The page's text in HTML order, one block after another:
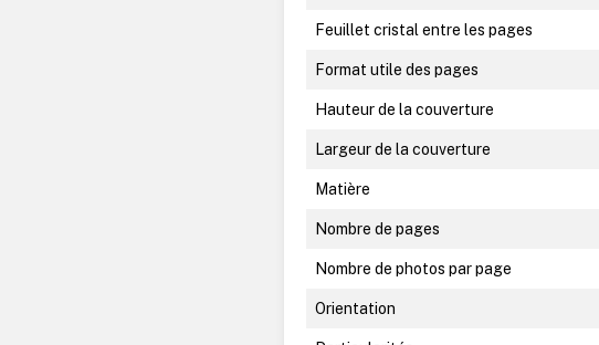
Feuillet cristal entre les pages
Format utile des pages
Hauteur de la couverture
Largeur de la couverture
Matière
Nombre de pages
Nombre de photos par page
Orientation